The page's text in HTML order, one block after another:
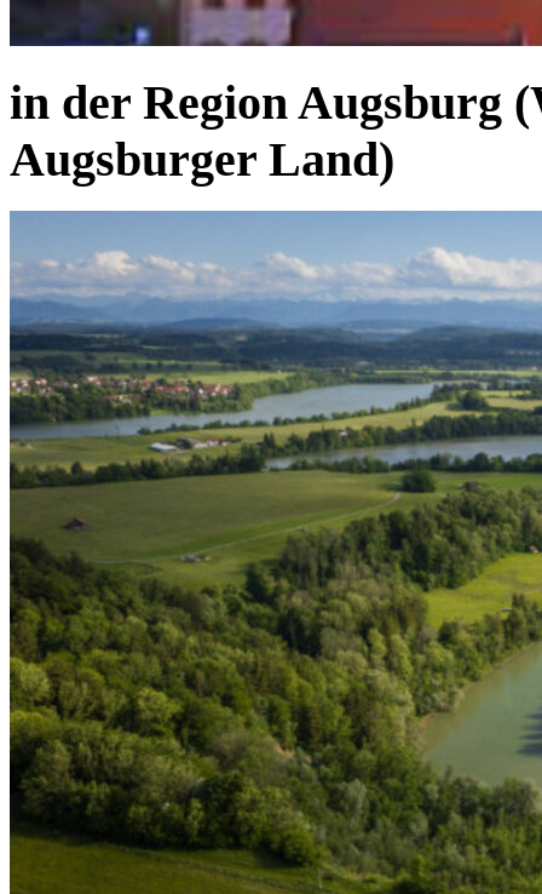
in der Region Augsburg
Augsburger Land)